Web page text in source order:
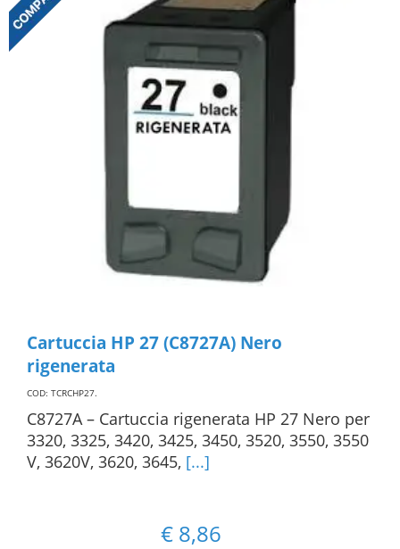
Cartuccia HP 27 (C8727A) Nero
rigenerata
COD: TCRCHP27.
C8727A – Cartuccia rigenerata HP 27 Nero per
3320, 3325, 3420, 3425, 3450, 3520, 3550, 3550
V, 3620V, 3620, 3645, [...]
€ 8,86